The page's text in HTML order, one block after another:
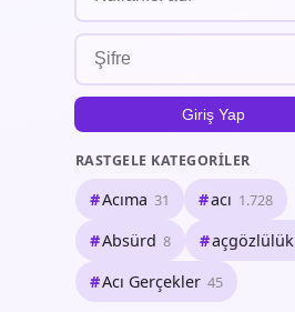
Giriş Yap
RASTGELE KATEGORILER
Acıma 31 acı 1.728
Absürd 8 açgözlülük
Acı Gerçekler 45